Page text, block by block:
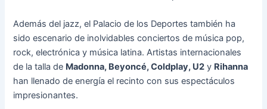
Además del jazz, el Palacio de los Deportes también ha
sido escenario de inolvidables conciertos de música pop,
rock, electrónica y música latina. Artistas internacionales
de la talla de Madonna, Beyoncé, Coldplay, U2 y Rihanna
han llenado de energía el recinto con sus espectáculos
impresionantes.